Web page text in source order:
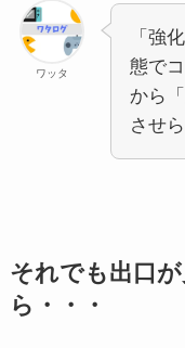
ワッタ
「強
態で
から
させ
それでも出口
ら・・・